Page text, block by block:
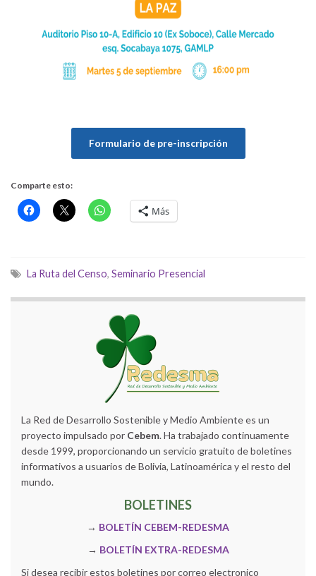
Formulario de pre-inscripción
Comparte esto:
Más
La Ruta del Censo, Seminario Presencial
La Red de Desarrollo Sostenible y Medio Ambiente es un
proyecto impulsado por Cebem. Ha trabajado continuamente
desde 1999, proporcionando un servicio gratuito de boletines
informativos a usuarios de Bolivia, Latinoamérica y el resto del
mundo.
BOLETINES
→ BOLETÍN CEBEM-REDESMA
→ BOLETÍN EXTRA-REDESMA
Si desea recibir estos boletines por correo electronico